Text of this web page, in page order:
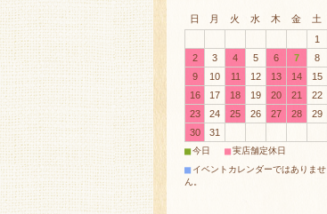
日 月 火 水 木 金
土
1
2
3 4 5 6 7
8
9
10 11 12 13 14
15
16
17 18 19 20 21
22
23
24 25 26 27 28
29
30
31
■今日 ■実店舗定休日
■ イベントカレンダーではありませ
ん。